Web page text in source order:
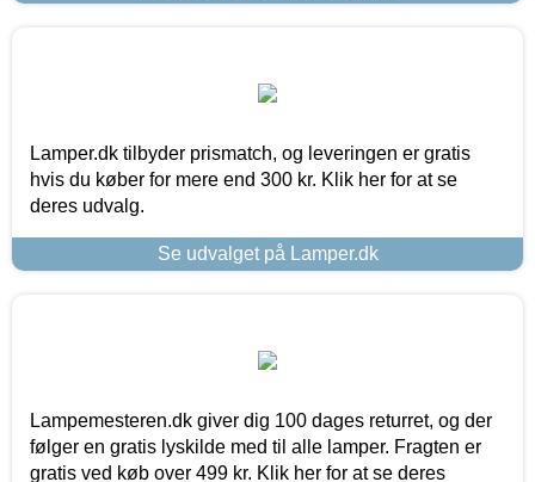
Lamper.dk tilbyder prismatch, og leveringen er gratis
hvis du køber for mere end 300 kr. Klik her for at se
deres udvalg.
Se udvalget på Lamper.dk
Lampemesteren.dk giver dig 100 dages returret, og der
følger en gratis lyskilde med til alle lamper. Fragten er
gratis ved køb over 499 kr. Klik her for at se deres